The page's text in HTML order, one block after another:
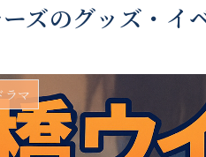
ズのグッズ・イ
マ